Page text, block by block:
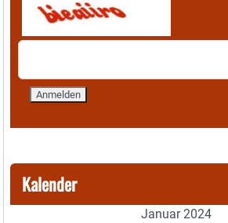
Kalender
Januar 2024